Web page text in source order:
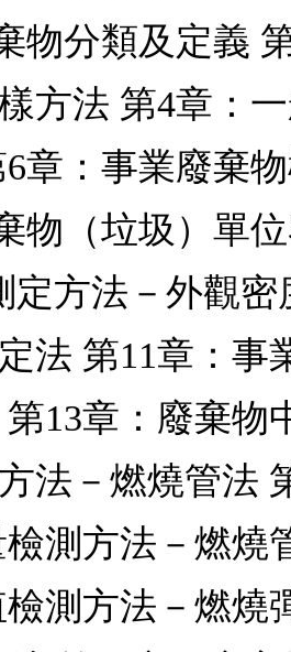
物分類及定義
方法 第4章：
章：事業廢棄
物（垃圾）單
方法－外觀
法 第11章：
13章：廢棄
法－燃燒管法
測方法－燃燒
測方法－燃燒